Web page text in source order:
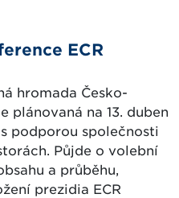
ECR
hromada Česko-
plánovaná na 13. duben
podporou společnosti
Půjde o volební
a průběhu,
prezidia ECR